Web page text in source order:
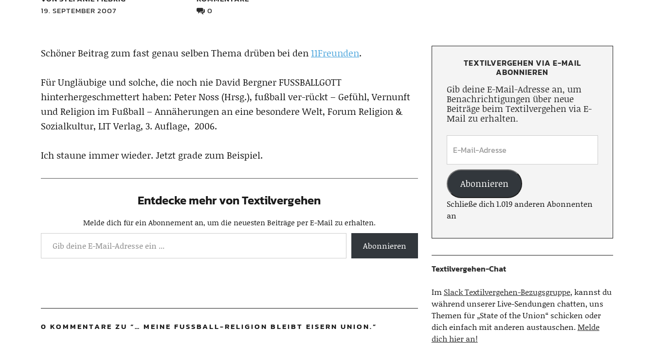
19. SEPTEMBER 2007
0
Schöner Beitrag zum fast genau selben Thema drüben bei den11Freunden.
Für Ungläubige und solche, die noch nie David Bergner FUSSBALLGOTT
hinterhergeschmettert haben: Peter Noss (Hrsg.), fußball ver-rückt – Gefühl, Vernunft
und Religion im Fußball – Annäherungen an eine besondere Welt, Forum Religion &
Sozialkultur, LIT Verlag, 3. Auflage, 2006.
Ich staune immer wieder. Jetzt grade zum Beispiel.
Entdecke mehr von Textilvergehen
Melde dich für ein Abonnement an, um die neuesten Beiträge per E-Mail zu erhalten.
Abonnieren
0 KOMMENTARE ZU “… MEINE FUSSBALL-RELIGION BLEIBT EISERN UNION. ”
TEXTILVERGEHEN VIA E-MAIL
ABONNIEREN
Gib deine E-Mail-Adresse an, um
Benachrichtigungen über neue
Beiträge beim Textilvergehen via E-
Mail zu erhalten.
Abonnieren
Schließe dich 1.019 anderen Abonnenten
an
Textilvergehen-Chat
Im Slack Textilvergehen-Bezugsgruppe, kannst du
während unserer Live-Sendungen chatten, uns
Themen für „State of the Union“ schicken oder
dich einfach mit anderen austauschen.Melde
dich hier an!